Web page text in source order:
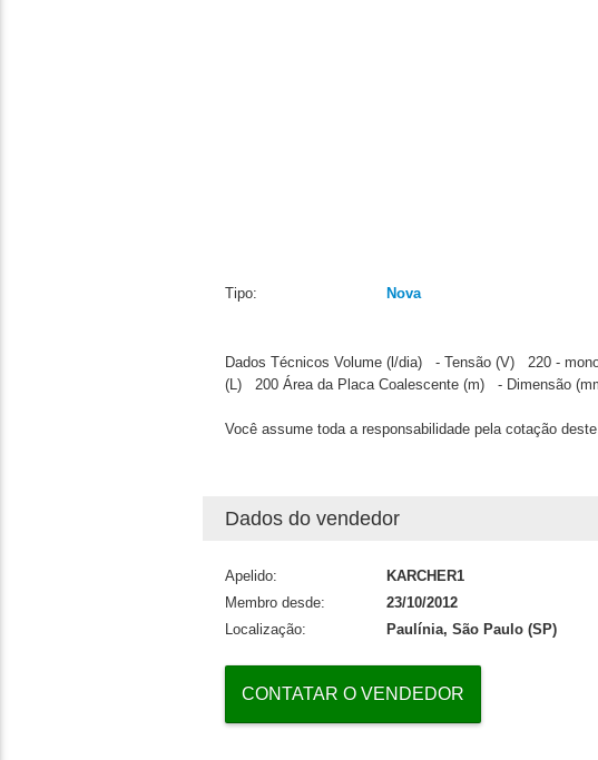
Tipo: Nova
Dados Técnicos Volume (l/dia) - Tensão (V) 220 -
(L) 200 Área da Placa Coalescente (m) - Dimensão
Você assume toda a responsabilidade pela cotação
Dados do vendedor
Apelido:
KARCHER1
Membro desde:
23/10/2012
Localização:
Paulínia, São Paulo (SP)
CONTATAR O VENDEDOR